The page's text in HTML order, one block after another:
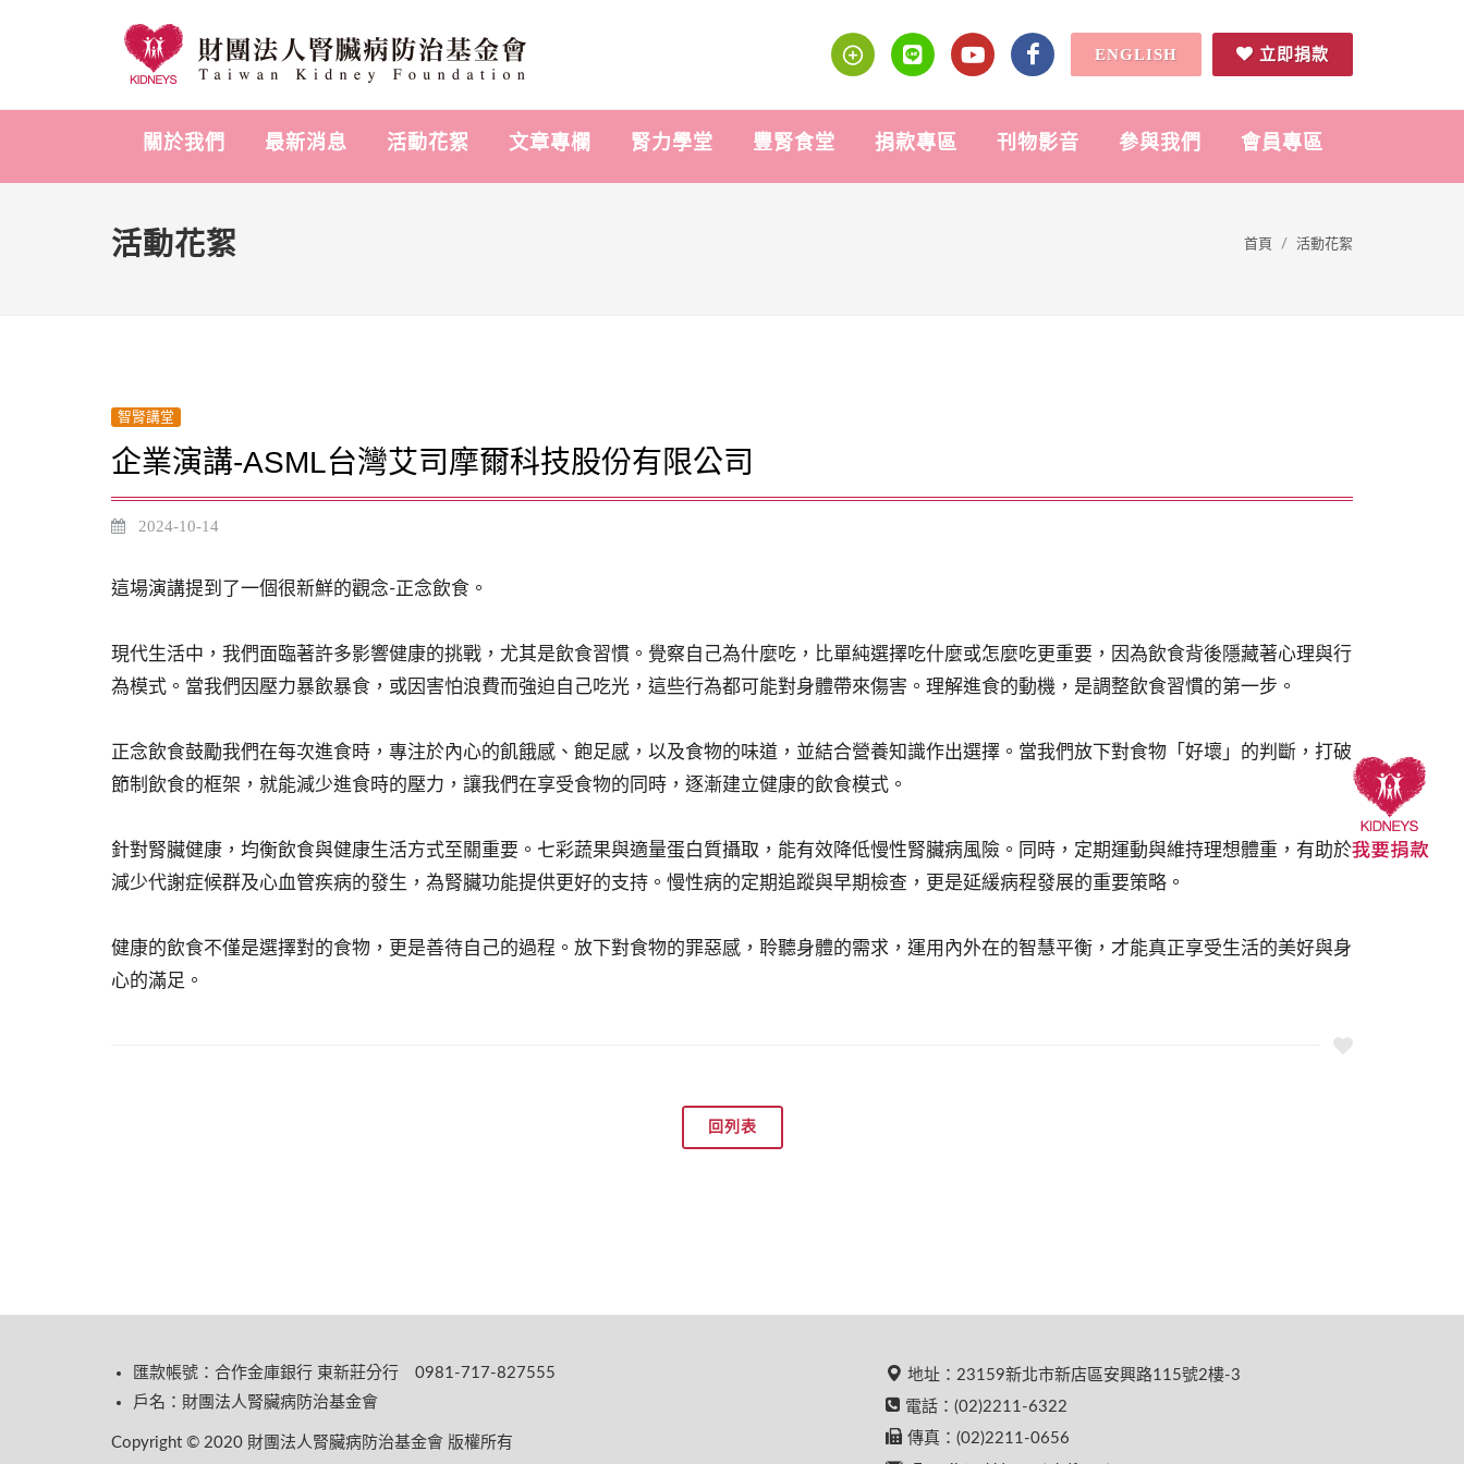
ENGLISH 立即捐款
關於我們 最新消息 活動花絮 文章專欄 腎力學堂 豐腎食堂 捐款專區 刊物影音 參與我們 會員專區
活動花絮 首頁 活動花絮
智腎講堂
企業演講-ASML台灣艾司摩爾科技股份有限公司
2024-10-14
這場演講提到了一個很新鮮的觀念-正念飲食。
現代生活中，我們面臨著許多影響健康的挑戰，尤其是飲食習慣。覺察自己為什麼吃，比單純選擇吃什麼或怎麼吃更重要，因為飲食背後隱藏著心理與行
為模式。當我們因壓力暴飲暴食，或因害怕浪費而強迫自己吃光，這些行為都可能對身體帶來傷害。理解進食的動機，是調整飲食習慣的第一步。
正念飲食鼓勵我們在每次進食時，專注於內心的飢餓感、飽足感，以及食物的味道，並結合營養知識作出選擇。當我們放下對食物「好壞」的判斷，打破
節制飲食的框架，就能減少進食時的壓力，讓我們在享受食物的同時，逐漸建立健康的飲食模式。
針對腎臟健康，均衡飲食與健康生活方式至關重要。七彩蔬果與適量蛋白質攝取，能有效降低慢性腎臟病風險。同時，定期運動與維持理想體重，有助於
減少代謝症候群及心血管疾病的發生，為腎臟功能提供更好的支持。慢性病的定期追蹤與早期檢查，更是延緩病程發展的重要策略。
健康的飲食不僅是選擇對的食物，更是善待自己的過程。放下對食物的罪惡感，聆聽身體的需求，運用內外在的智慧平衡，才能真正享受生活的美好與身
心的滿足。
回列表
匯款帳號：合作金庫銀行 東新莊分行 0981-717-827555
戶名：財團法人腎臟病防治基金會
Copyright © 2020 財團法人腎臟病防治基金會 版權所有
地址：23159新北市新店區安興路115號2樓-3
電話：(02)2211-6322
傳真：(02)2211-0656